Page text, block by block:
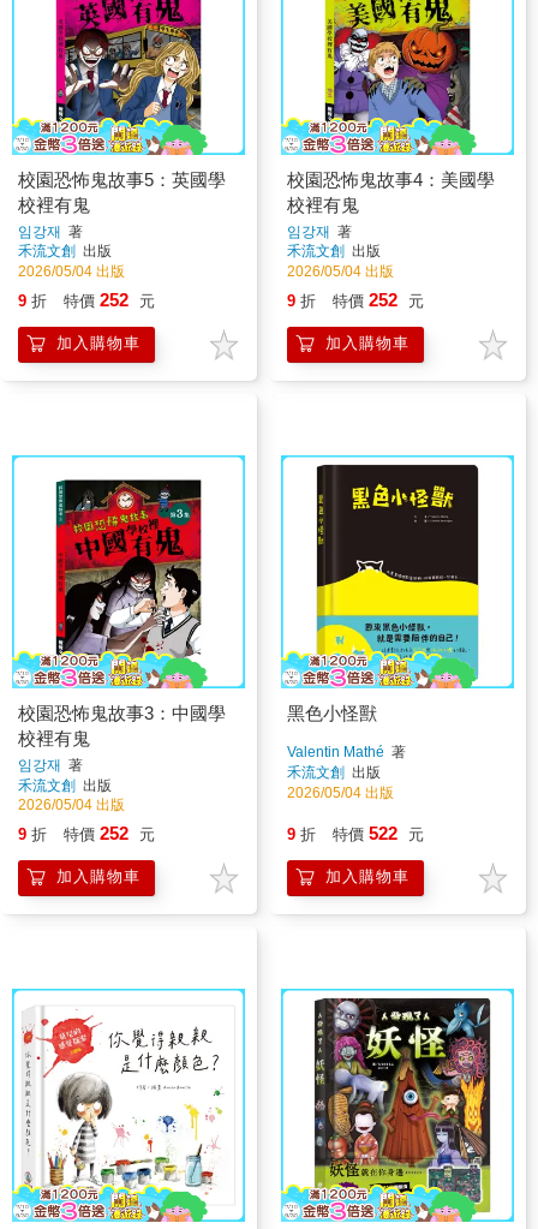
校園恐怖鬼故事5：英國學
校裡有鬼
임강재 著
禾流文創 出版
2026/05/04 出版
9 折 特價 252 元
加入購物車
校園恐怖鬼故事4：美國學
校裡有鬼
임강재 著
禾流文創 出版
2026/05/04 出版
9 折 特價 252 元
加入購物車
校園恐怖鬼故事3：中國學
校裡有鬼
임강재 著
禾流文創 出版
2026/05/04 出版
9 折 特價 252 元
加入購物車
黑色小怪獸
Valentin Mathé 著
禾流文創 出版
2026/05/04 出版
9 折 特價 522 元
加入購物車